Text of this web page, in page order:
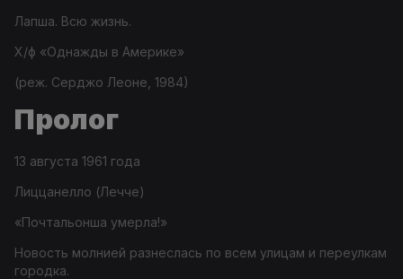
Лапша. Всю жизнь.
Х/ф «Однажды в Америке»
(реж. Серджо Леоне, 1984)
Пролог
13 августа 1961 года
Лиццанелло (Лечче)
«Почтальонша умерла!»
Новость молнией разнеслась по всем улицам и переулкам
городка.